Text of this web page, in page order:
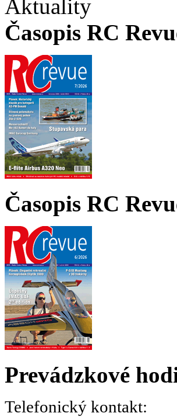
Aktuality
Časopis RC
Časopis RC
Prevádzkové
Telefonický